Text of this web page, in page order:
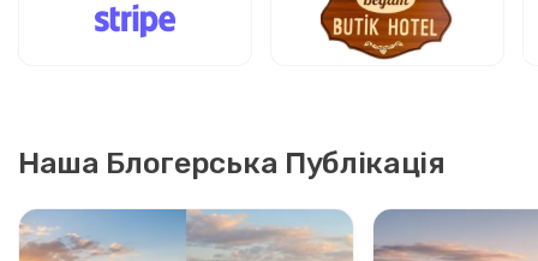
Наша Блогерська Публікація